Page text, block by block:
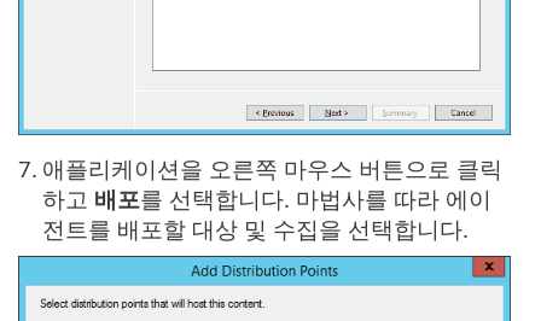
7. 애플리케이션을 오른쪽 마우스 버튼으로 클릭
하고 배포를 선택합니다. 마법사를 따라 에이
전트를 배포할 대상 및 수집을 선택합니다.